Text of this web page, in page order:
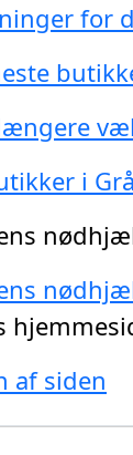
for
i
af siden